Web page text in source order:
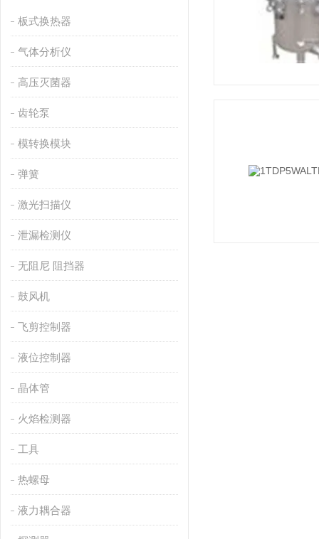
板式换热器
气体分析仪
高压灭菌器
齿轮泵
模转换模块
弹簧
激光扫描仪
泄漏检测仪
无阻尼 阻挡器
鼓风机
飞剪控制器
液位控制器
晶体管
火焰检测器
工具
热螺母
液力耦合器